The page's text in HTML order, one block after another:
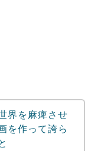
界を麻痺させ
を作って誇ら